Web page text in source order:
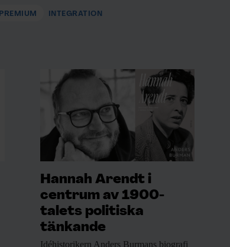
PREMIUM INTEGRATION
Hannah Arendt i
centrum av 1900-
talets politiska
tänkande
Idéhistorikern Anders Burmans biografi